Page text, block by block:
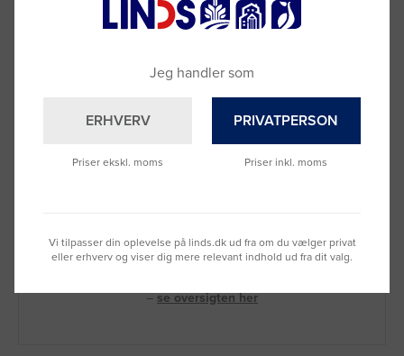
Vi sidder klar til at hjælpe dig.
–se oversigten her
Jeg handler som
ERHVERV
Priser ekskl. moms
PRIVATPERSON
Priser inkl. moms
Vi tilpasser din oplevelse på linds.dk ud fra om du vælger privat
eller erhverv og viser dig mere relevant indhold ud fra dit valg.